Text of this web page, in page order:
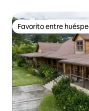
Favorito entre
Favorito entre